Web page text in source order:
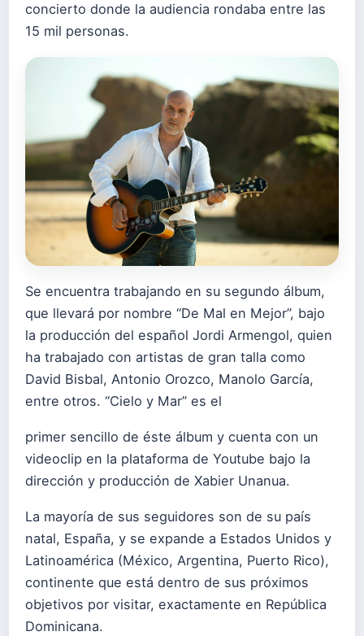
concierto donde la audiencia rondaba entre las
15 mil personas.
Se encuentra trabajando en su segundo álbum,
que llevará por nombre “De Mal en Mejor”, bajo
la producción del español Jordi Armengol, quien
ha trabajado con artistas de gran talla como
David Bisbal, Antonio Orozco, Manolo García,
entre otros. “Cielo y Mar” es el
primer sencillo de éste álbum y cuenta con un
videoclip en la plataforma de Youtube bajo la
dirección y producción de Xabier Unanua.
La mayoría de sus seguidores son de su país
natal, España, y se expande a Estados Unidos y
Latinoamérica (México, Argentina, Puerto Rico),
continente que está dentro de sus próximos
objetivos por visitar, exactamente en República
Dominicana.